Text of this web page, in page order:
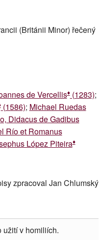
(Británii Minor) řečený
de Vercellis♦(1283);
(1586); Michael Ruedas
Didacus de Gadibus
Río et Romanus
López Piteira♦
zpracoval Jan Chlumský
užití v homiliích.